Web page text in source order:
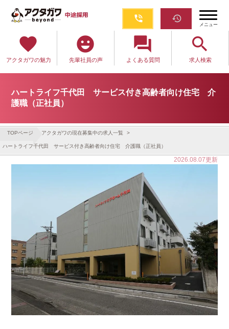
phone_in_talk restore
メニュー
favorite
アクタガワの魅力
emoji_emotions
先輩社員の声
question_answer
よくある質問
search
求人検索
ハートライフ千代田 サービス付き高齢者向け住宅 介
護職（正社員）
TOPページ アクタガワの現在募集中の求人一覧
ハートライフ千代田 サービス付き高齢者向け住宅 介護職（正社員）
2026.08.07更新